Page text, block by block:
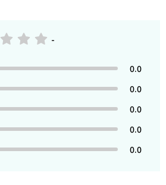
-
0.0
0.0
0.0
0.0
0.0